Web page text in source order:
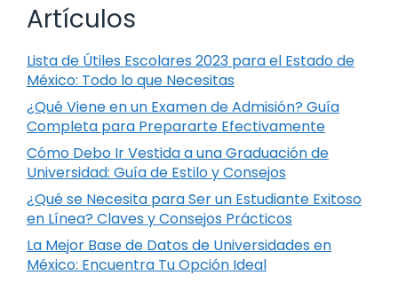
Artículos
Lista de Útiles Escolares 2023 para el Estado de
México: Todo lo que Necesitas
¿Qué Viene en un Examen de Admisión? Guía
Completa para Prepararte Efectivamente
Cómo Debo Ir Vestida a una Graduación de
Universidad: Guía de Estilo y Consejos
¿Qué se Necesita para Ser un Estudiante Exitoso
en Línea? Claves y Consejos Prácticos
La Mejor Base de Datos de Universidades en
México: Encuentra Tu Opción Ideal